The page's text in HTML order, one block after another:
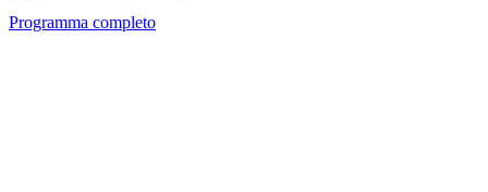
Programma completo